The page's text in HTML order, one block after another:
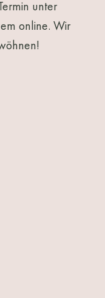
unter
online. Wir